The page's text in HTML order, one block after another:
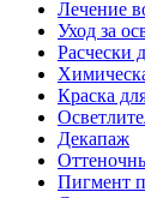
Лечение
Уход за
Расчески
Краска
Декапаж
Пигмент